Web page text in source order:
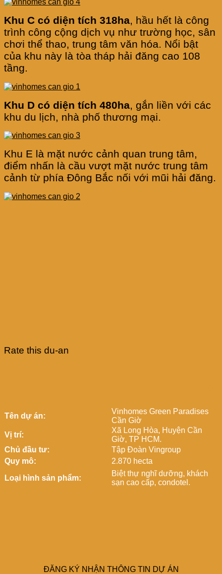
Khu C có diện tích 318ha, hầu hết là công
trình công cộng dịch vụ như trường học, sân
chơi thể thao, trung tâm văn hóa. Nổi bật
của khu này là tòa tháp hải đăng cao 108
tầng.
Khu D có diện tích 480ha, gắn liền với các
khu du lịch, nhà phố thương mại.
Khu E là mặt nước cảnh quan trung tâm,
điểm nhấn là cầu vượt mặt nước trung tâm
cảnh từ phía Đông Bắc nối với mũi hải đăng.
Rate this du-an
Tên dự án:
Vinhomes Green Paradises
Cần Giờ
Vị trí:
Xã Long Hòa, Huyện Cần
Giờ, TP HCM.
Chủ đầu tư:
Tập Đoàn Vingroup
Quy mô:
2.870 hecta
Loại hình sản phẩm:
Biệt thự nghĩ dưỡng, khách
sạn cao cấp, condotel.
ĐĂNG KÝ NHẬN THÔNG TIN DỰ ÁN